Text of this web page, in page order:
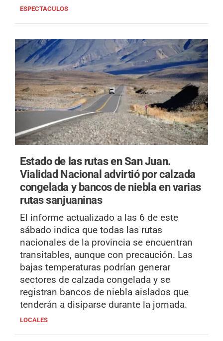
ESPECTACULOS
Estado de las rutas en San Juan.
Vialidad Nacional advirtió por calzada
congelada y bancos de niebla en varias
rutas sanjuaninas
El informe actualizado a las 6 de este
sábado indica que todas las rutas
nacionales de la provincia se encuentran
transitables, aunque con precaución. Las
bajas temperaturas podrían generar
sectores de calzada congelada y se
registran bancos de niebla aislados que
tenderán a disiparse durante la jornada.
LOCALES